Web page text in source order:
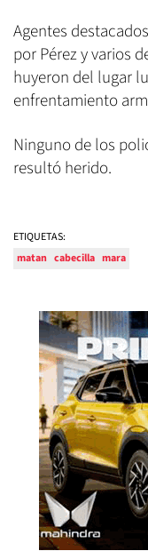
Agentes
por Pérez y varios
huyeron del lugar
enfrentamiento
Ninguno de los
resultó herido.
ETIQUETAS:
matan cabecilla mara